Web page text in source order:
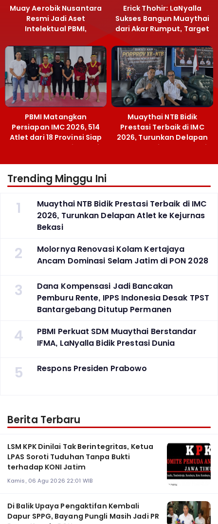
Muay Aerobik Nusantara
Resmi Jadi Aset
Intelektual PBMI,
Terobosan Bangun
Grassroots
Erick Thohir: LaNyalla
Sukses Bangun Muaythai
dari Akar Rumput, Target
PBMI Matangkan
Persiapan IMC 2026, 514
Atlet dari 18 Provinsi Siap
Berlaga Besok di Bekasi
Muaythai NTB Bidik
Prestasi Terbaik di IMC
2026, Turunkan Delapan
Atlet ke Kejurnas Bekasi
Trending Minggu Ini
1
Muaythai NTB Bidik Prestasi Terbaik di IMC
2026, Turunkan Delapan Atlet ke Kejurnas
Bekasi
2
Molornya Renovasi Kolam Kertajaya
Ancam Dominasi Selam Jatim di PON 2028
3
Dana Kompensasi Jadi Bancakan
Pemburu Rente, IPPS Indonesia Desak TPST
Bantargebang Ditutup Permanen
4
PBMI Perkuat SDM Muaythai Berstandar
IFMA, LaNyalla Bidik Prestasi Dunia
5 Respons Presiden Prabowo
Berita Terbaru
LSM KPK Dinilai Tak Berintegritas, Ketua
LPAS Soroti Tuduhan Tanpa Bukti
terhadap KONI Jatim
Kamis, 06 Agu 2026 22:01 WIB
Di Balik Upaya Pengaktifan Kembali
Dapur SPPG, Bayang Pungli Masih Jadi PR